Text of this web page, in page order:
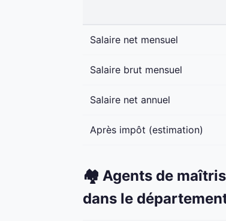
Salaire net mensuel
Salaire brut mensuel
Salaire net annuel
Après impôt (estimation)
🏘️ Agents de
dans le